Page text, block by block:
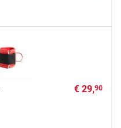
€ 29,90